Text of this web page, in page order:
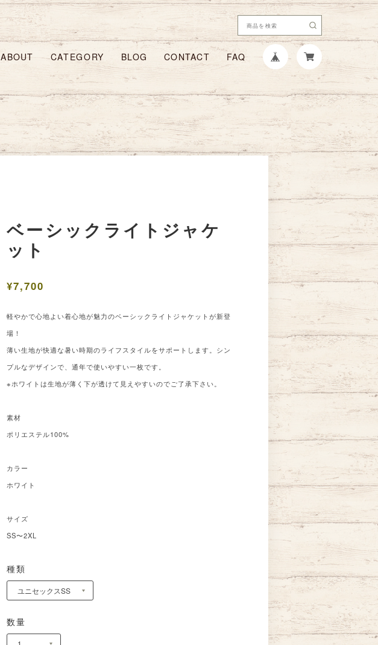
ABOUT CATEGORY BLOG CONTACT FAQ
ベーシックライトジャケ
ット
¥7,700
軽やかで心地よい着心地が魅力のベーシックライトジャケットが新登
場！
薄い生地が快適な暑い時期のライフスタイルをサポートします。シン
プルなデザインで、通年で使いやすい一枚です。
※ホワイトは生地が薄く下が透けて見えやすいのでご了承下さい。
素材
ポリエステル100%
カラー
ホワイト
サイズ
SS〜2XL
種類
数量